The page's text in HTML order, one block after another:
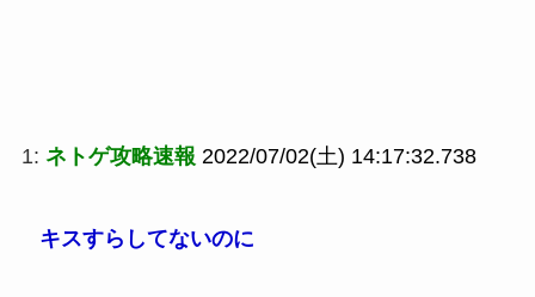
1: ネトゲ攻略速報 2022/07/02(土) 14:17:32.738
キスすらしてないのに